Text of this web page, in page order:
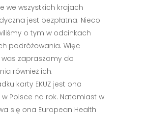
we wszystkich krajach
jest bezpłatna. Nieco
o tym w odcinkach
podróżowania. Więc
was zapraszamy do
również ich.
karty EKUZ jest ona
Polsce na rok. Natomiast w
się ona European Health